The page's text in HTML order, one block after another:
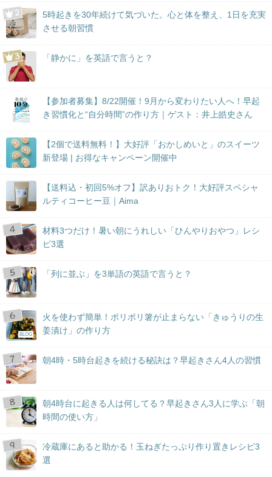
5時起きを30年続けて気づいた。心と体を整え、1日を充実
させる朝習慣
「静かに」を英語で言うと？
【参加者募集】8/22開催！9月から変わりたい人へ！早起
き習慣化と“自分時間”の作り方｜ゲスト：井上皓史さん
【2個で送料無料！】大好評「おかしめいと」のスイーツ
新登場 | お得なキャンペーン開催中
【送料込・初回5%オフ】訳ありおトク！大好評スペシャ
ルティコーヒー豆｜Aima
材料3つだけ！暑い朝にうれしい「ひんやりおやつ」レシ
ピ3選
「列に並ぶ」を3単語の英語で言うと？
BLOG
火を使わず簡単！ポリポリ箸が止まらない「きゅうりの生
姜漬け」の作り方
朝4時・5時台起きを続ける秘訣は？早起きさん4人の習慣
朝4時台に起きる人は何してる？早起きさん3人に学ぶ「朝
時間の使い方」
冷蔵庫にあると助かる！玉ねぎたっぷり作り置きレシピ3
選